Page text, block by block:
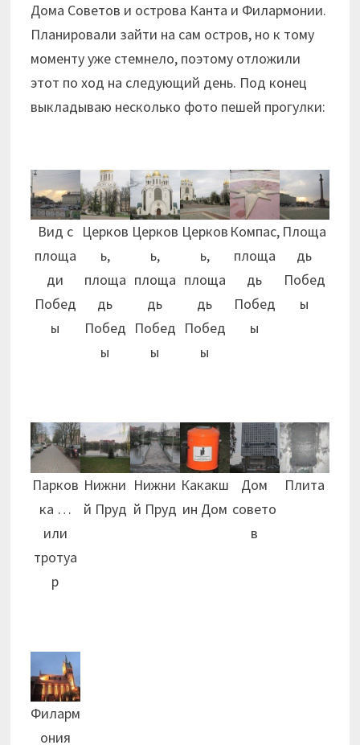
Дома Советов и острова Канта и Филармонии.
Планировали зайти на сам остров, но к тому
моменту уже стемнело, поэтому отложили
этот по ход на следующий день. Под конец
выкладываю несколько фото пешей прогулки:
Вид с
площа
ди
Побед
ы
Церков
ь,
площа
дь
Побед
ы
Церков
ь,
площа
дь
Побед
ы
Церков
ь,
площа
дь
Побед
ы
Компас,
площа
дь
Побед
ы
Площа
дь
Побед
ы
Парков
ка …
или
тротуа
р
Нижни
й Пруд
Нижни
й Пруд
Какакш
ин Дом
Дом
совето
в
Плита
Филарм
ония